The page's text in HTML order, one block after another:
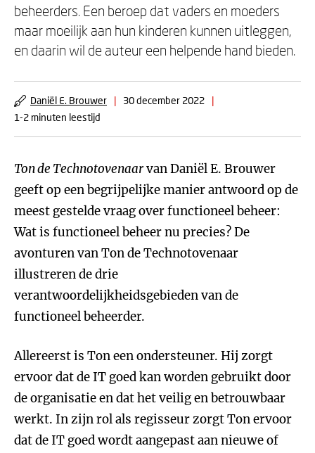
beheerders. Een beroep dat vaders en moeders
maar moeilijk aan hun kinderen kunnen uitleggen,
en daarin wil de auteur een helpende hand bieden.
Daniël E. Brouwer | 30 december 2022
|
1-2 minuten leestijd
Ton de Technotovenaarvan Daniël E. Brouwer
geeft op een begrijpelijke manier antwoord op de
meest gestelde vraag over functioneel beheer:
Wat is functioneel beheer nu precies? De
avonturen van Ton de Technotovenaar
illustreren de drie
verantwoordelijkheidsgebieden van de
functioneel beheerder.
Allereerst is Ton een ondersteuner. Hij zorgt
ervoor dat de IT goed kan worden gebruikt door
de organisatie en dat het veilig en betrouwbaar
werkt. In zijn rol als regisseur zorgt Ton ervoor
dat de IT goed wordt aangepast aan nieuwe of